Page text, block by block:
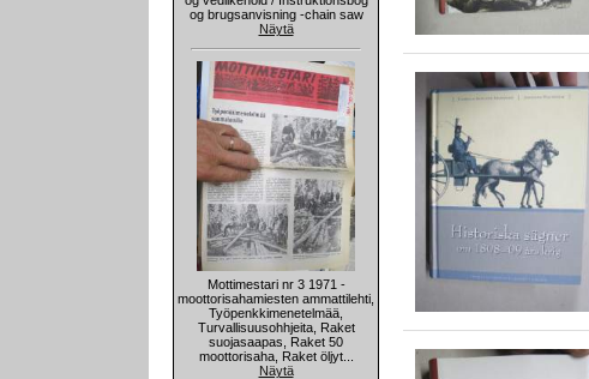
og brugsanvisning -chain saw
Näytä
Mottimestari nr 3 1971 -
moottorisahamiesten ammattilehti,
Työpenkkimenetelmää,
Turvallisuusohhjeita, Raket
suojasaapas, Raket 50
moottorisaha, Raket öljyt...
Näytä